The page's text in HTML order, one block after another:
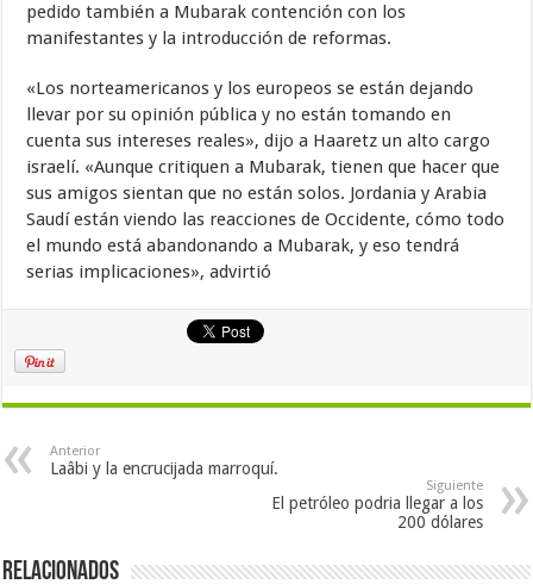
pedido también a Mubarak contención con los
manifestantes y la introducción de reformas.
«Los norteamericanos y los europeos se están dejando
llevar por su opinión pública y no están tomando en
cuenta sus intereses reales», dijo a Haaretz un alto cargo
israelí. «Aunque critiquen a Mubarak, tienen que hacer que
sus amigos sientan que no están solos. Jordania y Arabia
Saudí están viendo las reacciones de Occidente, cómo todo
el mundo está abandonando a Mubarak, y eso tendrá
serias implicaciones», advirtió
Anterior
Laâbi y la encrucijada marroquí.
Siguiente
El petróleo podria llegar a los
200 dólares
Relacionados